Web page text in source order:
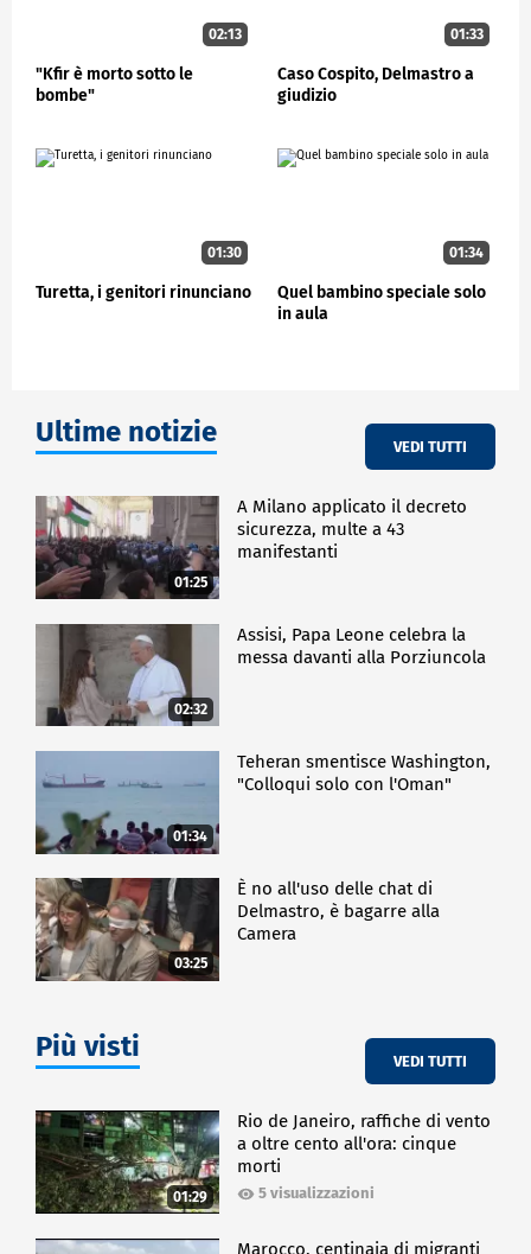
02:13
"Kfir è morto sotto le
bombe"
01:33
Caso Cospito, Delmastro a
giudizio
01:30
Turetta, i genitori rinunciano
01:34
Quel bambino speciale solo
in aula
Ultime notizie VEDI TUTTI
01:25
A Milano applicato il decreto
sicurezza, multe a 43
manifestanti
02:32
Assisi, Papa Leone celebra la
messa davanti alla Porziuncola
01:34
Teheran smentisce Washington,
"Colloqui solo con l'Oman"
03:25
È no all'uso delle chat di
Delmastro, è bagarre alla
Camera
Più visti VEDI TUTTI
01:29
Rio de Janeiro, raffiche di vento
a oltre cento all'ora: cinque
morti
5 visualizzazioni
Marocco, centinaia di migranti